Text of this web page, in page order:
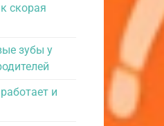
скорая
зубы у
и